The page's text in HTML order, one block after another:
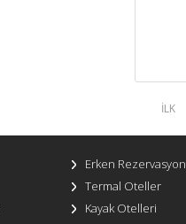
İLK
Erken Rezervasyon
Termal Oteller
Kayak Otelleri